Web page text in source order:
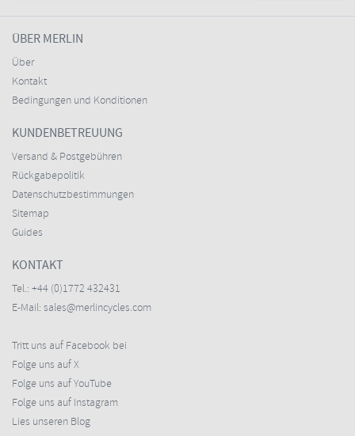
ÜBER MERLIN
Über
Kontakt
Bedingungen und Konditionen
KUNDENBETREUUNG
Versand & Postgebühren
Rückgabepolitik
Datenschutzbestimmungen
Sitemap
Guides
KONTAKT
Tel.: +44 (0)1772 432431
E-Mail: sales@merlincycles.com
Tritt uns auf Facebook bei
Folge uns auf X
Folge uns auf YouTube
Folge uns auf Instagram
Lies unseren Blog